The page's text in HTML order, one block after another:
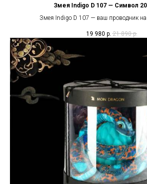
Змея Indigo D 107 — Символ
Змея Indigo D 107 — ваш проводник на
19 980 р. 21 890 р.